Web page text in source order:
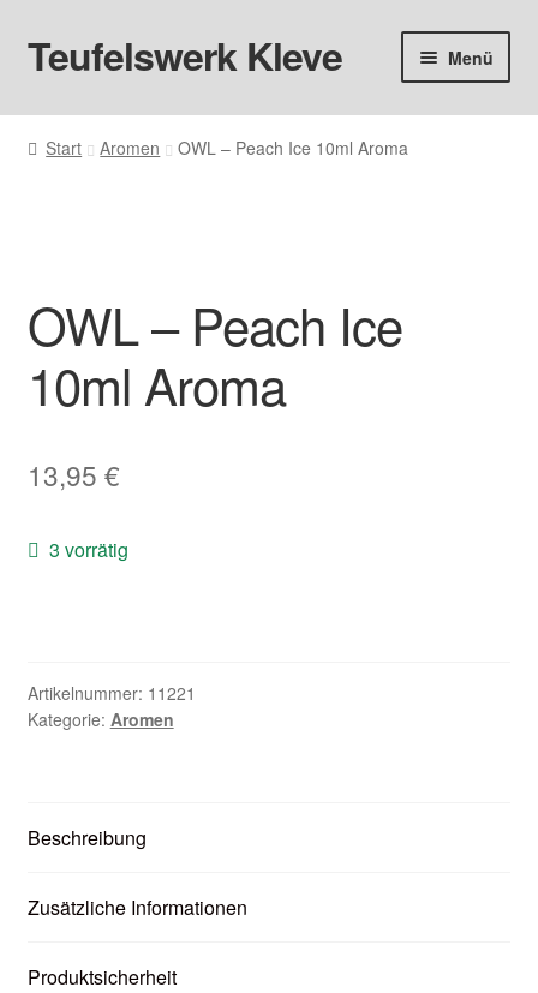
Zur
Navigation
Zum
Inhalt
Teufelswerk Kleve Menü
Startseite
Liquids
Big Puff
Basen & Nikotin
Zubehör
Kontaktformular
Start Aromen OWL – Peach Ice 10ml Aroma
OWL – Peach Ice
10ml Aroma
13,95 €
3 vorrätig
Artikelnummer: 11221
Kategorie: Aromen
Beschreibung
Zusätzliche Informationen
Produktsicherheit